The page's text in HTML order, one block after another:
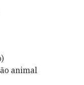
animal